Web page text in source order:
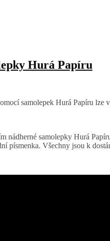
Hurá Papíru
nádherné samolepky Hurá
písmenka. Všechny jsou k